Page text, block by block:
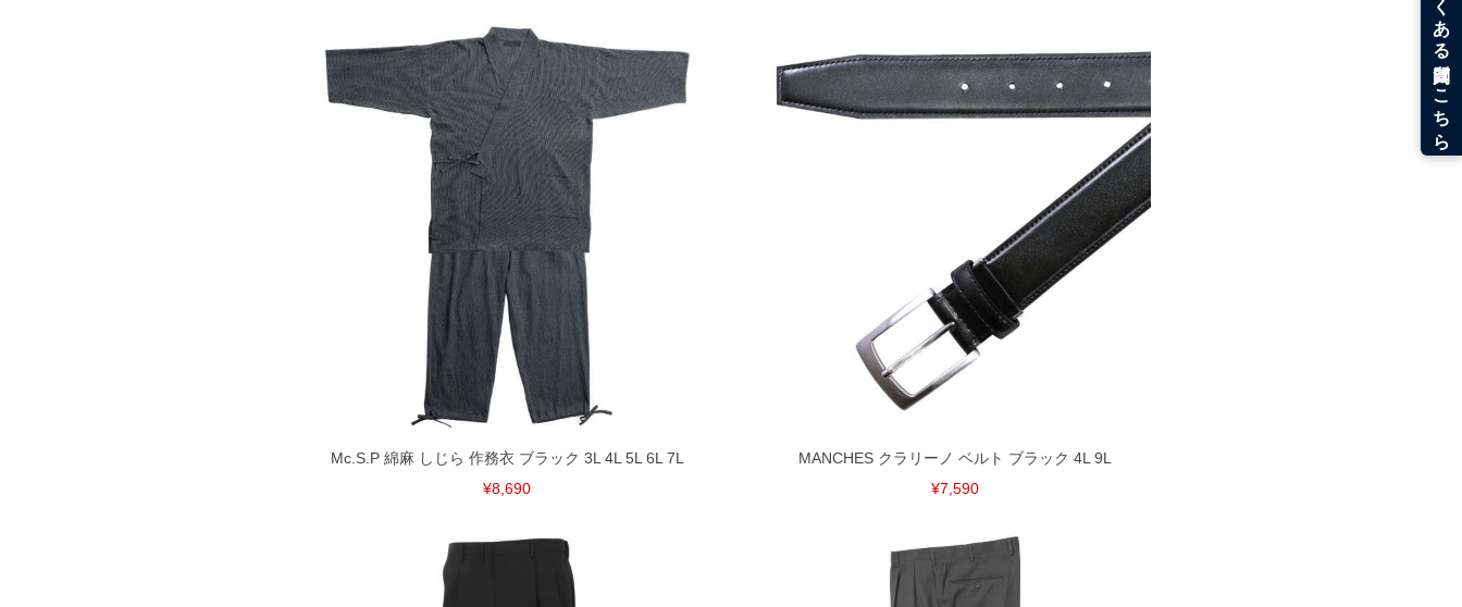
※【ボトムの裾上げをご希望の場合】
裾上げ料金は500円+税となります。
備考欄に股下●cmとご記入下さい。（裾上げ無料対象商品は1本につき税込6,000円以上の品
が対象。1本5,999円以下の商品は有料（500円+税）となります。）
出荷まで約1週間～20日間程お時間を頂く場合がございます。
尚、裾上げした商品は返品・交換不可となりますので、予めご了承下さい。
一部、お直しに対応出来ない商品がございます。(例：裾にファスナーや調節ひもが付いて
いる、極端なデザインが施されている等)
返品交換希望の方は、商品到着後1週間以内にご連絡ください。
下着(肌着)やワイシャツは商品の性質上、返品交換不可とさせて頂いております。予めご了
Mc.S.P 綿麻 しじら 作務衣 ブラック 3L 4L 5L 6L 7L
¥8,690
MANCHES クラリーノ ベルト ブラック 4L 9L
¥7,590